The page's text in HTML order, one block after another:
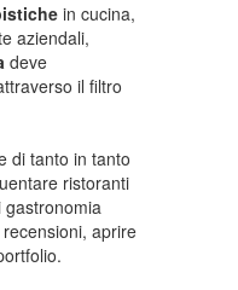
in cucina,
aziendali,
deve
il filtro
di tanto in tanto
ristoranti
gastronomia
aprire